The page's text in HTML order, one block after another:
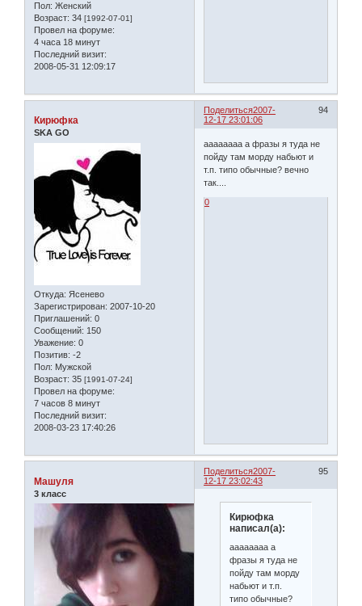
Пол: Женский
Возраст: 34 [1992-07-01]
Провел на форуме:
4 часа 18 минут
Последний визит:
2008-05-31 12:09:17
Поделиться 94
2007-
12-17 23:01:06
Кирюфка
SKA GO
Откуда: Ясенево
Зарегистрирован: 2007-10-20
Приглашений: 0
Сообщений: 150
Уважение: 0
Позитив: -2
Пол: Мужской
Возраст: 35 [1991-07-24]
Провел на форуме:
7 часов 8 минут
Последний визит:
2008-03-23 17:40:26
аааааааа а фразы я туда не
пойду там морду набьют и
т.п. типо обычные? вечно
так....
0
Поделиться 95
2007-
12-17 23:02:43
Машуля
3 класс
Кирюфка
написал(а):
аааааааа а
фразы я туда не
пойду там морду
набьют и т.п.
типо обычные?